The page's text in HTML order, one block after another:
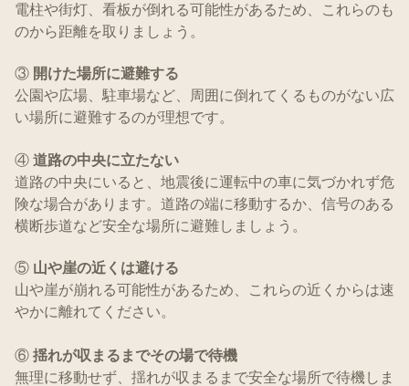
電柱や街灯、看板が倒れる可能性があるため、これらのも
のから距離を取りましょう。
③ 開けた場所に避難する
公園や広場、駐車場など、周囲に倒れてくるものがない広
い場所に避難するのが理想です。
④ 道路の中央に立たない
道路の中央にいると、地震後に運転中の車に気づかれず危
険な場合があります。道路の端に移動するか、信号のある
横断歩道など安全な場所に避難しましょう。
⑤ 山や崖の近くは避ける
山や崖が崩れる可能性があるため、これらの近くからは速
やかに離れてください。
⑥ 揺れが収まるまでその場で待機
無理に移動せず、揺れが収まるまで安全な場所で待機しま